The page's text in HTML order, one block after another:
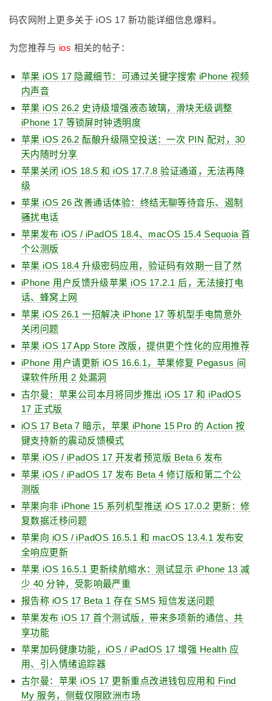
码农网附上更多关于 iOS 17 新功能详细信息爆料。
为您推荐与 ios 相关的帖子：
苹果 iOS 17 隐藏细节：可通过关键字搜索 iPhone 视频
内声音
苹果 iOS 26.2 史诗级增强液态玻璃，滑块无级调整
iPhone 17 等锁屏时钟透明度
苹果 iOS 26.2 酝酿升级隔空投送：一次 PIN 配对，30
天内随时分享
苹果关闭 iOS 18.5 和 iOS 17.7.8 验证通道，无法再降
级
苹果 iOS 26 改善通话体验：终结无聊等待音乐、遏制
骚扰电话
苹果发布 iOS / iPadOS 18.4、macOS 15.4 Sequoia 首
个公测版
苹果 iOS 18.4 升级密码应用，验证码有效期一目了然
iPhone 用户反馈升级苹果 iOS 17.2.1 后，无法接打电
话、蜂窝上网
苹果 iOS 26.1 一招解决 iPhone 17 等机型手电筒意外
关闭问题
苹果 iOS 17 App Store 改版，提供更个性化的应用推荐
iPhone 用户请更新 iOS 16.6.1，苹果修复 Pegasus 间
谍软件所用 2 处漏洞
古尔曼：苹果公司本月将同步推出 iOS 17 和 iPadOS
17 正式版
iOS 17 Beta 7 暗示，苹果 iPhone 15 Pro 的 Action 按
键支持新的震动反馈模式
苹果 iOS / iPadOS 17 开发者预览版 Beta 6 发布
苹果 iOS / iPadOS 17 发布 Beta 4 修订版和第二个公
测版
苹果向非 iPhone 15 系列机型推送 iOS 17.0.2 更新：修
复数据迁移问题
苹果向 iOS / iPadOS 16.5.1 和 macOS 13.4.1 发布安
全响应更新
苹果 iOS 16.5.1 更新续航缩水：测试显示 iPhone 13 减
少 40 分钟，受影响最严重
报告称 iOS 17 Beta 1 存在 SMS 短信发送问题
苹果发布 iOS 17 首个测试版，带来多项新的通信、共
享功能
苹果加码健康功能，iOS / iPadOS 17 增强 Health 应
用、引入情绪追踪器
古尔曼：苹果 iOS 17 更新重点改进钱包应用和 Find
My 服务，侧载仅限欧洲市场